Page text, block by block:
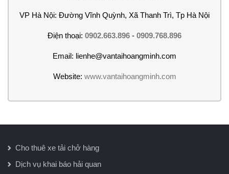
VP Hà Nội: Đường Vĩnh Quỳnh, Xã Thanh Trì, Tp Hà Nội
Điện thoại: 0902.663.896 - 0909.768.896
Email: lienhe@vantaihoangminh.com
Website: www.vantaihoangminh.com
Cho thuê xe tải chở hàng
Dịch vụ khai báo hải quan